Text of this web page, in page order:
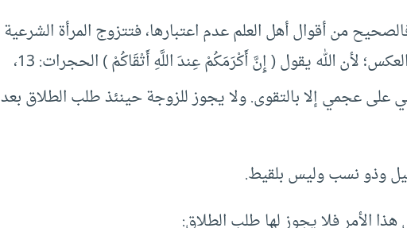
من أقوال أهل العلم عدم اعتبارها، فتتزوج المرأة الشرعية
في النسب من هو دونها فيه، وكذلك العكس؛ لأن الله يقول ( إِنَّ أَكْرَمَكُمْ عِندَ اللَّهِ أَتْقَاكُمْ ) الحجرات: 13،
على عجمي إلا بالتقوى. ولا يجوز للزوجة حينئذ طلب الطلاق بعد
وذو نسب وليس بلقيط.
الأمر فلا يجوز لها طلب الطلاق: